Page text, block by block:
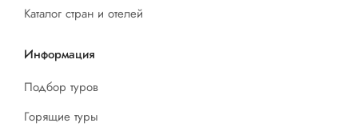
Каталог стран и отелей
Информация
Подбор туров
Горящие туры